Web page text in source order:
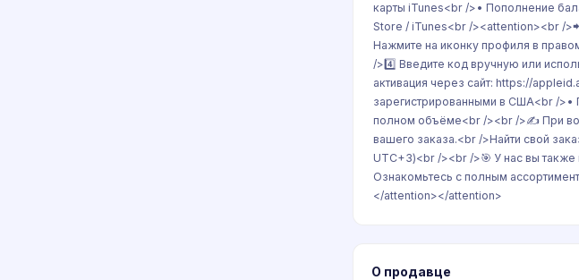
карты iTunes<br />• Пополнение
Store / iTunes<br /><attention><br /
Нажмите на иконку профиля в
/>4️⃣ Введите код вручную или
активация через сайт: https://
зарегистрированными в США<br /
полном объёме<br /><br />✍️ При
вашего заказа.<br />Найти свой
UTC+3)<br /><br />🎯 У нас вы
Ознакомьтесь с полным
</attention></attention>
О продавце